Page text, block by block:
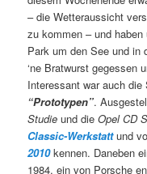
– die Wetteraussicht
zu kommen – und
Park um den See und in
‘ne Bratwurst gegessen
Interessant war auch
“Prototypen”.
Studie und dieOpel CD
Classic-Werkstattund
2010kennen. Daneben
1984, ein von Porsche